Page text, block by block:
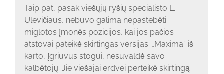
Taip pat, pasak viešųjų ryšių specialisto L.
Ulevičiaus, nebuvo galima nepastebėti
miglotos įmonės pozicijos, kai jos pačios
atstovai pateikė skirtingas versijas. „Maxima“ iš
karto, įgriuvus stogui, nesuvaldė savo
kalbėtojų. Jie viešajai erdvei perteikė skirtingą